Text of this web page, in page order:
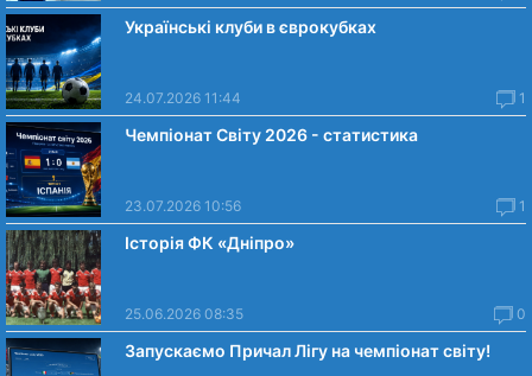
Українські клуби в єврокубках
24.07.2026 11:44 1
Чемпіонат Світу 2026 - статистика
23.07.2026 10:56 1
Історія ФК «Дніпро»
25.06.2026 08:35 0
Запускаємо Причал Лігу на чемпіонат світу!